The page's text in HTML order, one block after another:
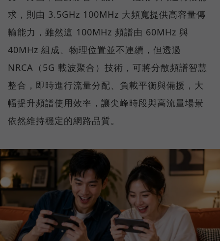
求，則由 3.5GHz 100MHz 大頻寬提供高容量傳
輸能力，雖然這 100MHz 頻譜由 60MHz 與
40MHz 組成、物理位置並不連續，但透過
NRCA（5G 載波聚合）技術，可將分散頻譜智慧
整合，即時進行流量分配、負載平衡與備援，大
幅提升頻譜使用效率，讓尖峰時段與高流量場景
依然維持穩定的網路品質。